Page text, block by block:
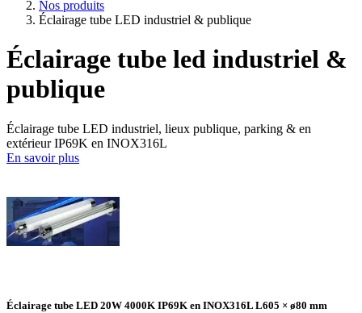
Nos produits
Éclairage tube LED industriel & publique
Éclairage tube led industriel &
publique
Éclairage tube LED industriel, lieux publique, parking & en
extérieur IP69K en INOX316L
En savoir plus
Éclairage tube LED 20W 4000K IP69K en INOX316L L605 × ø80 mm